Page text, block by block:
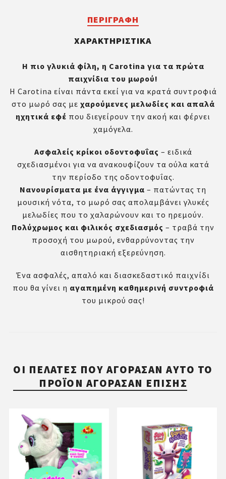
ΠΕΡΙΓΡΑΦΉ
ΧΑΡΑΚΤΗΡΙΣΤΙΚΆ
Η πιο γλυκιά φίλη, η Carotina για τα πρώτα
παιχνίδια του μωρού!
Η Carotina είναι πάντα εκεί για να κρατά συντροφιά
στο μωρό σας με χαρούμενες μελωδίες και απαλά
ηχητικά εφέ που διεγείρουν την ακοή και φέρνει
χαμόγελα.
Ασφαλείς κρίκοι οδοντοφυΐας – ειδικά
σχεδιασμένοι για να ανακουφίζουν τα ούλα κατά
την περίοδο της οδοντοφυΐας.
Νανουρίσματα με ένα άγγιγμα – πατώντας τη
μουσική νότα, το μωρό σας απολαμβάνει γλυκές
μελωδίες που το χαλαρώνουν και το ηρεμούν.
Πολύχρωμος και φιλικός σχεδιασμός – τραβά την
προσοχή του μωρού, ενθαρρύνοντας την
αισθητηριακή εξερεύνηση.
Ένα ασφαλές, απαλό και διασκεδαστικό παιχνίδι
που θα γίνει η αγαπημένη καθημερινή συντροφιά
του μικρού σας!
ΟΙ ΠΕΛΆΤΕΣ ΠΟΥ ΑΓΌΡΑΣΑΝ ΑΥΤΌ ΤΟ
ΠΡΟΪΌΝ ΑΓΌΡΑΣΑΝ ΕΠΊΣΗΣ